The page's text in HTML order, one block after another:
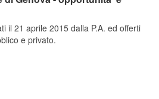
il 21 aprile 2015 dalla P.A. ed offerti
e privato.